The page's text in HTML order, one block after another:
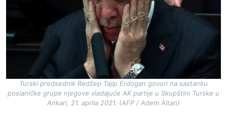
Turski predsednik Redžep Tajip Erdogan govori na sastanku
poslaničke grupe njegove vladajuće AK partije u Skupštini Turske u
Ankari, 21. aprila 2021. (AFP / Adem Altan)